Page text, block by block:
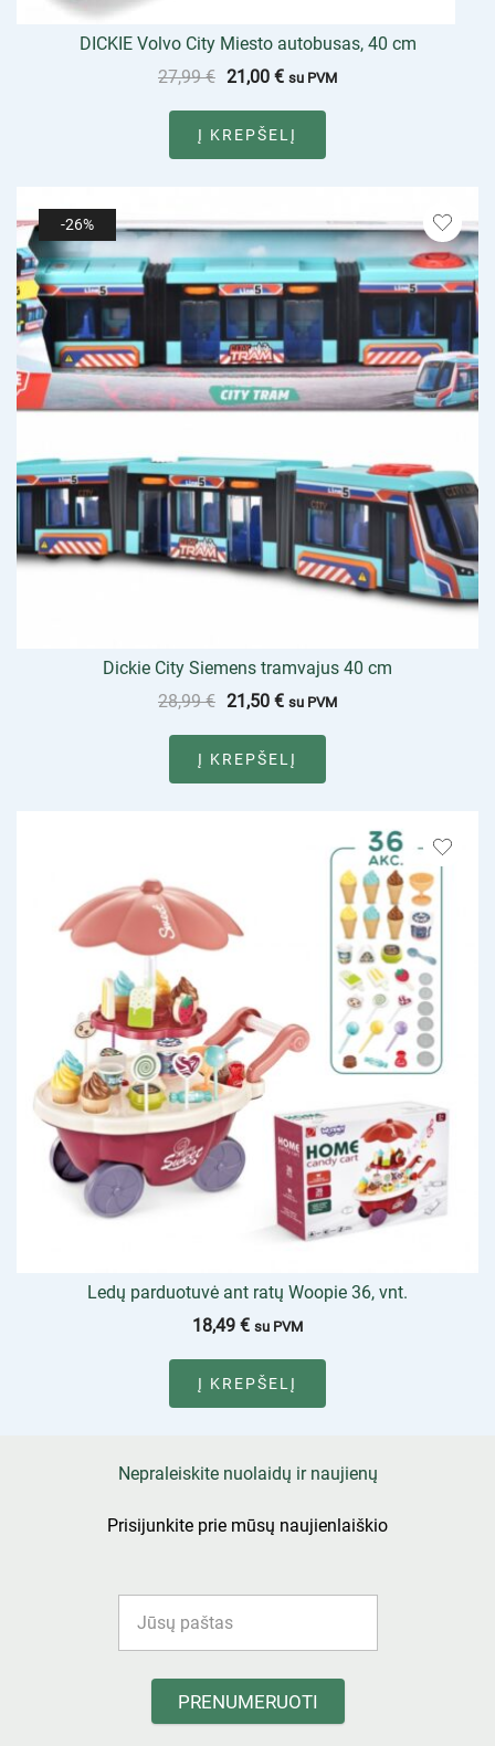
DICKIE Volvo City Miesto autobusas, 40 cm
27,99€ 21,00 € su PVM
Į KREPŠELĮ
-26%
Dickie City Siemens tramvajus 40 cm
28,99€ 21,50 € su PVM
Į KREPŠELĮ
Ledų parduotuvė ant ratų Woopie 36, vnt.
18,49 € su PVM
Į KREPŠELĮ
Nepraleiskite nuolaidų ir naujienų
Prisijunkite prie mūsų naujienlaiškio
PRENUMERUOTI